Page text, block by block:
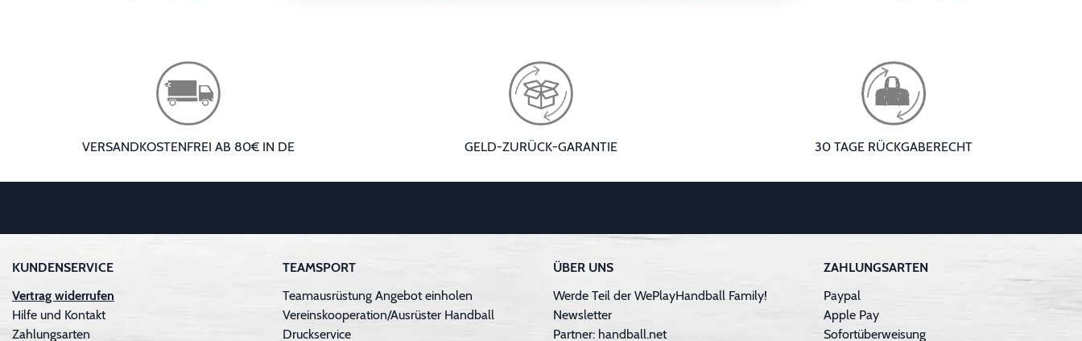
VERSANDKOSTENFREI AB 80€ IN DE GELD-ZURÜCK-GARANTIE 30 TAGE RÜCKGABERECHT
KUNDENSERVICE
Vertrag widerrufen
Hilfe und Kontakt
Zahlungsarten
TEAMSPORT
Teamausrüstung Angebot einholen
Vereinskooperation/Ausrüster Handball
Druckservice
ÜBER UNS
Werde Teil der WePlayHandball Family!
Newsletter
Partner: handball.net
ZAHLUNGSARTEN
Paypal
Apple Pay
Sofortüberweisung